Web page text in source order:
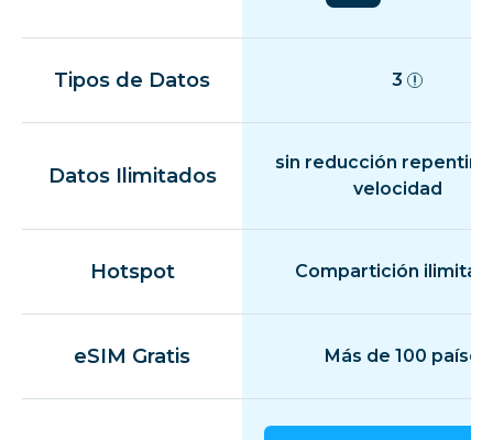
Tipos de Datos 3
Datos Ilimitados
sin reducción
velocidad
Hotspot Compartición
eSIM Gratis Más de 100 países